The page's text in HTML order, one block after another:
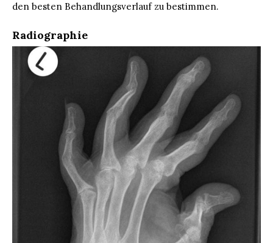
den besten Behandlungsverlauf zu bestimmen.
Radiographie